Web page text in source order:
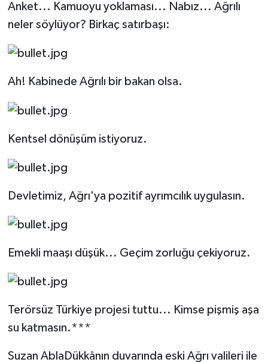
Anket... Kamuoyu yoklaması... Nabız... Ağrılı
neler söylüyor? Birkaç satırbaşı:
Ah! Kabinede Ağrılı bir bakan olsa.
Kentsel dönüşüm istiyoruz.
Devletimiz, Ağrı'ya pozitif ayrımcılık uygulasın.
Emekli maaşı düşük... Geçim zorluğu çekiyoruz.
Terörsüz Türkiye projesi tuttu... Kimse pişmiş aşa
su katmasın.***
Suzan AblaDükkânın duvarında eski Ağrı valileri ile